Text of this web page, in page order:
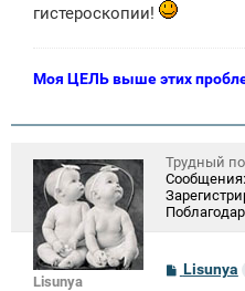
гистероскопии!
Моя ЦЕЛЬ выше этих
Lisunya
Трудный
Сообщения:
С
о
Lisunya